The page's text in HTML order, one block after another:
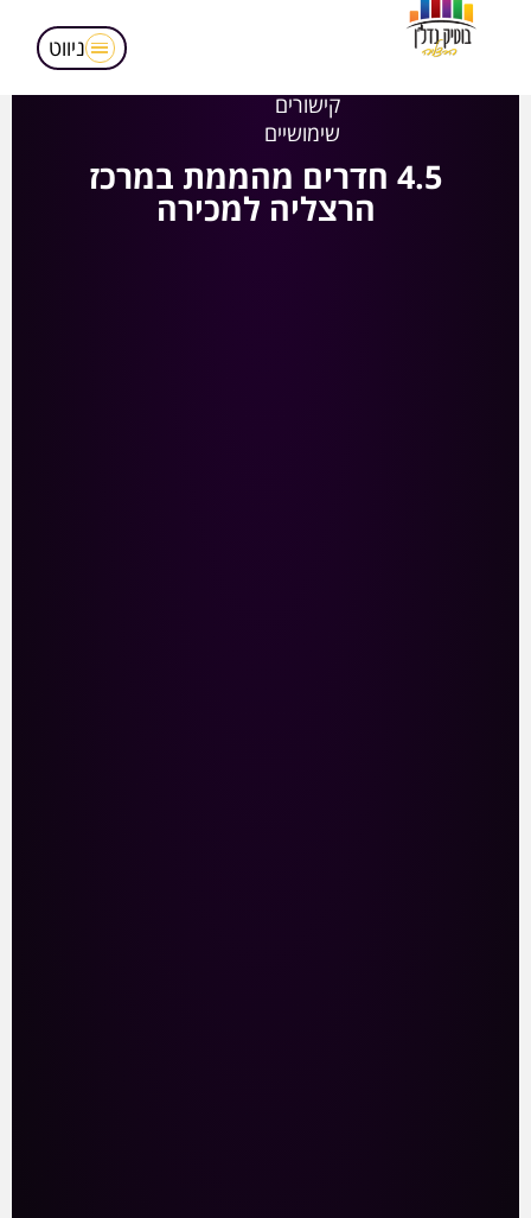
קישורים
שימושיים
ניווט
4.5 חדרים מהממת במרכז
הרצליה למכירה